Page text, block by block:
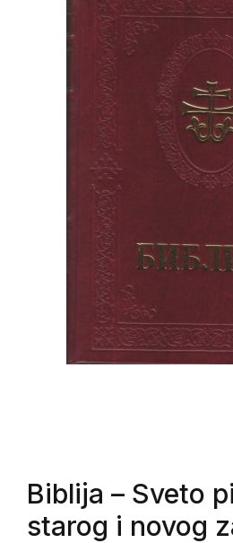
Biblija – Sveto
starog i novog